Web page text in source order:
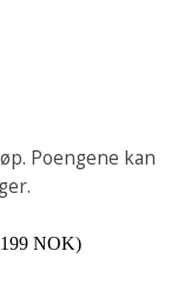
Poengene kan
NOK)